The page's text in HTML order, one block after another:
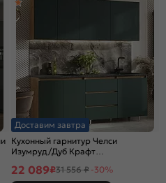
Доставим завтра
Кухонный гарнитур Челси
Изумруд/Дуб Крафт
22 089₽31 556 ₽ -30%